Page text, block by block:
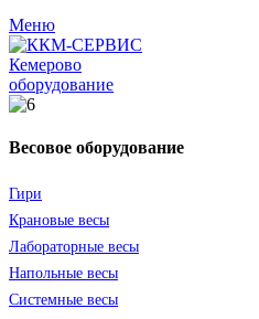
Меню
оборудование
Весовое оборудование
Гири
Крановые весы
Лабораторные весы
Напольные весы
Системные весы